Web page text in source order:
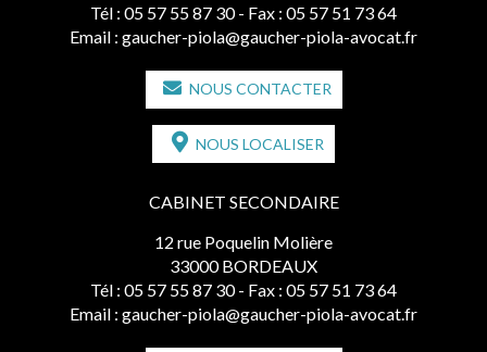
Tél : 05 57 55 87 30 - Fax : 05 57 51 73 64
Email : gaucher-piola@gaucher-piola-avocat.fr
NOUS CONTACTER
NOUS LOCALISER
CABINET SECONDAIRE
12 rue Poquelin Molière
33000 BORDEAUX
Tél : 05 57 55 87 30 - Fax : 05 57 51 73 64
Email : gaucher-piola@gaucher-piola-avocat.fr